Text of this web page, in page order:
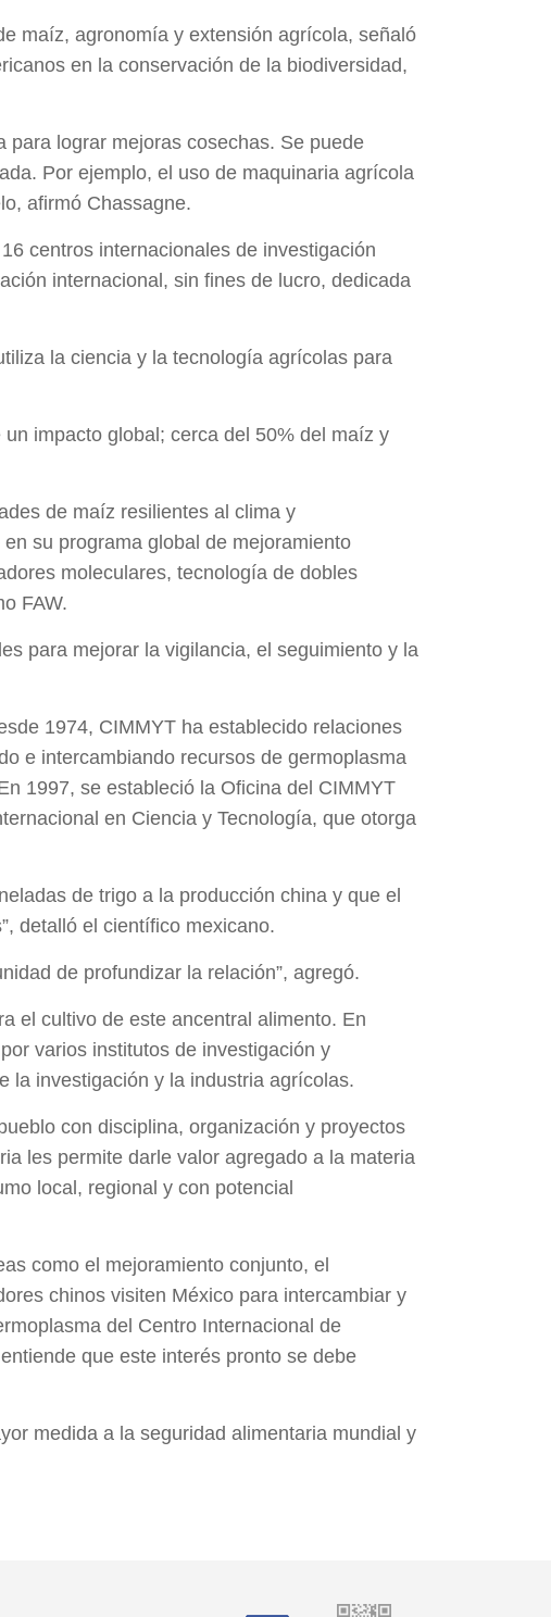
maíz, agronomía y extensión agrícola, señaló
en la conservación de la biodiversidad,
lograr mejoras cosechas. Se puede
Por ejemplo, el uso de maquinaria agrícola
afirmó Chassagne.
centros internacionales de investigación
internacional, sin fines de lucro, dedicada
la ciencia y la tecnología agrícolas para
impacto global; cerca del 50% del maíz y
de maíz resilientes al clima y
su programa global de mejoramiento
moleculares, tecnología de dobles
FAW.
para mejorar la vigilancia, el seguimiento y la
1974, CIMMYT ha establecido relaciones
e intercambiando recursos de germoplasma
1997, se estableció la Oficina del CIMMYT
en Ciencia y Tecnología, que otorga
de trigo a la producción china y que el
detalló el científico mexicano.
de profundizar la relación”, agregó.
el cultivo de este ancentral alimento. En
varios institutos de investigación y
la investigación y la industria agrícolas.
con disciplina, organización y proyectos
les permite darle valor agregado a la materia
local, regional y con potencial
como el mejoramiento conjunto, el
chinos visiten México para intercambiar y
del Centro Internacional de
que este interés pronto se debe
medida a la seguridad alimentaria mundial y